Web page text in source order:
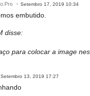
Setembro 17, 2019 10:34
embutido.
disse:
para colocar a image
Setembro 13, 2019 17:27